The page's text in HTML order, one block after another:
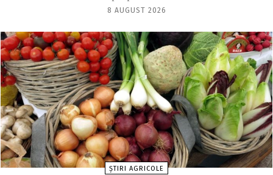
8 AUGUST 2026
ȘTIRI AGRICOLE